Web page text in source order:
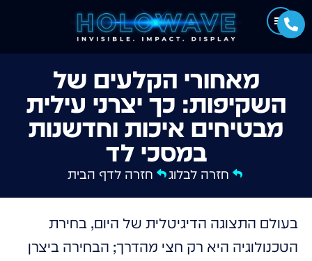
מאחורי הקלעים של
השקיפות: כך יצרני עילית
מבטיחים איכות וחדשנות
במסכי לד
חזרה לבלוג חזרה לדף הבית
בעולם התצוגה הדיגיטלית של היום, בחירת
הטכנולוגיה היא רק חצי מהדרך; הבחירה ביצרן